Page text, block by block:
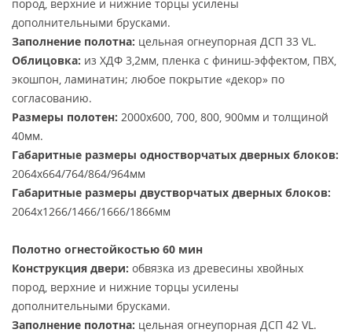
пород, верхние и нижние торцы усилены
дополнительными брусками.
Заполнение полотна: цельная огнеупорная ДСП 33 VL.
Облицовка: из ХДФ 3,2мм, пленка с финиш-эффектом, ПВХ,
экошпон, ламинатин; любое покрытие «декор» по
согласованию.
Размеры полотен: 2000х600, 700, 800, 900мм и толщиной
40мм.
Габаритные размеры одностворчатых дверных блоков:
2064х664/764/864/964мм
Габаритные размеры двустворчатых дверных блоков:
2064х1266/1466/1666/1866мм
Полотно огнестойкостью 60 мин
Конструкция двери: обвязка из древесины хвойных
пород, верхние и нижние торцы усилены
дополнительными брусками.
Заполнение полотна: цельная огнеупорная ДСП 42 VL.